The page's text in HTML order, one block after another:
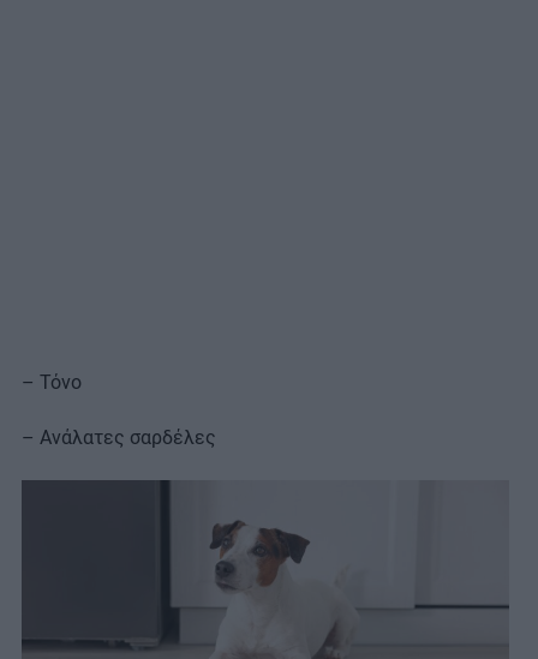
– Τόνο
– Ανάλατες σαρδέλες